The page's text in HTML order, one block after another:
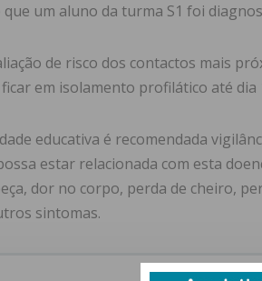
um aluno da turma S1 foi
de risco dos contactos mais
em isolamento profilático até dia
educativa é recomendada
estar relacionada com esta
dor no corpo, perda de cheiro,
sintomas.